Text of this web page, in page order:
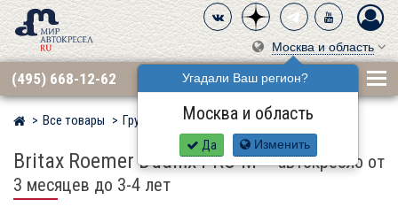
Москва и область
Угадали Ваш регион?
Москва и область
Да Изменить
(495) 668-12-62
Мир детских автокресел
Все товары Группа 0·1 (до 18 кг) BRITAX RÖMER
Britax Roemer Dualfix PRO M–автокресло от
3 месяцев до 3-4 лет